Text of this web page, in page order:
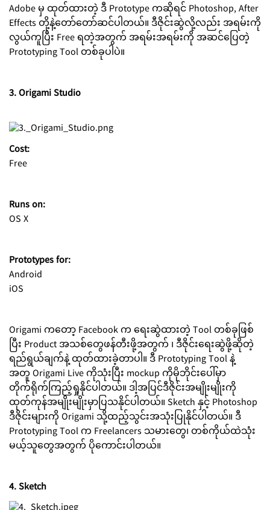
Adobe မှ ထုတ်ထားတဲ့ ဒီ Prototype ကဆိုရင် Photoshop, After
Effects တို့နဲ့တော်တော်ဆင်ပါတယ်။ ဒီဇိုင်းဆွဲလို့လည်း အရမ်းကို
လွယ်ကူပြီး Free ရတဲ့အတွက် အရမ်းအရမ်းကို အဆင်ပြေတဲ့
Prototyping Tool တစ်ခုပါပဲ။
3. Origami Studio
Cost:
Free
Runs on:
OS X
Prototypes for:
Android
iOS
Origami ကတော့ Facebook က ရေးဆွဲထားတဲ့ Tool တစ်ခုဖြစ်
ပြီး Product အသစ်တွေဖန်တီးဖို့အတွက် ၊ ဒီဇိုင်းရေးဆွဲဖို့ဆိုတဲ့
ရည်ရွယ်ချက်နဲ့ ထုတ်ထားခဲ့တာပါ။ ဒီ Prototyping Tool နဲ့
အတူ Origami Live ကိုသုံးပြီး mockup ကိုမိုဘိုင်းပေါ်မှာ
တိုက်ရိုက်ကြည့်ရှုနိုင်ပါတယ်။ ဒါ့အပြင်ဒီဇိုင်းအမျိုးမျိုးကို
ထုတ်ကုန်အမျိုးမျိုးမှာပြသနိုင်ပါတယ်။ Sketch နှင့် Photoshop
ဒီဇိုင်းများကို Origami သို့ထည့်သွင်းအသုံးပြုနိုင်ပါတယ်။ ဒီ
Prototyping Tool က Freelancers သမားတွေ၊ တစ်ကိုယ်ထဲသုံး
မယ့်သူတွေအတွက် ပိုကောင်းပါတယ်။
4. Sketch